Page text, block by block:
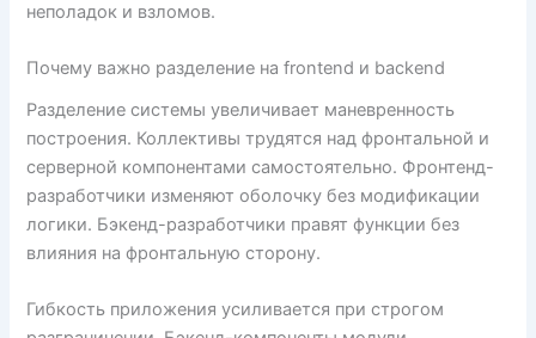
неполадок и взломов.
Почему важно разделение на frontend и backend
Разделение системы увеличивает маневренность
построения. Коллективы трудятся над фронтальной и
серверной компонентами самостоятельно. Фронтенд-
разработчики изменяют оболочку без модификации
логики. Бэкенд-разработчики правят функции без
влияния на фронтальную сторону.
Гибкость приложения усиливается при строгом